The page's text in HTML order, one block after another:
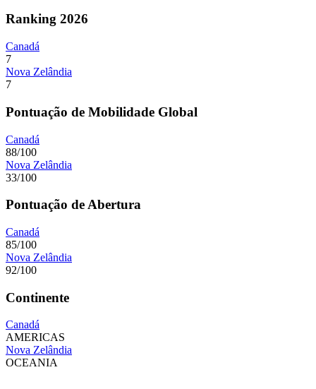
Ranking 2026
Canadá
7
Nova Zelândia
7
Pontuação de Mobilidade Global
Canadá
88/100
Nova Zelândia
33/100
Pontuação de Abertura
Canadá
85/100
Nova Zelândia
92/100
Continente
Canadá
AMERICAS
Nova Zelândia
OCEANIA